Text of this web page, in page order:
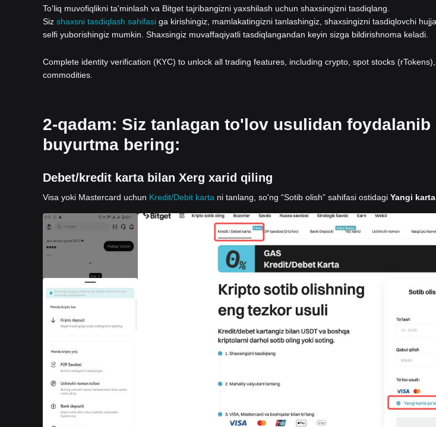
To'liq muvofiqlikni ta'minlash va Bitget tajribangizni yaxshilash uchun shaxsingizni tasdiqlang.
Siz shaxsni tasdiqlash sahifasi ga kirishingiz, mamlakatingizni tanlashingiz, shaxsingizni tasdiqlovchi
selfi yuborishingiz mumkin. Shaxsingiz muvaffaqiyatli tasdiqlangandan keyin sizga bildirishnoma keladi.
Complete identity verification (KYC) to unlock all trading features, including crypto, spot stocks
commodities.
2-qadam: Siz tanlagan to'lov usulidan foydalanib
buyurtma bering:
Debet/kredit karta bilan Xerg xarid qiling
Visa yoki Mastercard uchun Kredit/Debit karta ni tanlang, so'ng “Sotib olish” sahifasi ostidagi Yangi